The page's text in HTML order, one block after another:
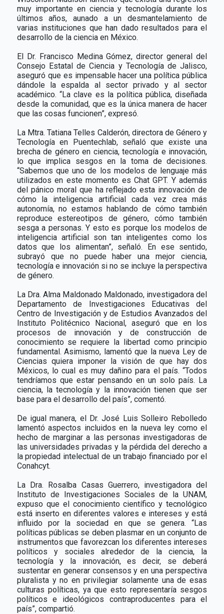
muy importante en ciencia y tecnología durante los
últimos años, aunado a un desmantelamiento de
varias instituciones que han dado resultados para el
desarrollo de la ciencia en México.
El Dr. Francisco Medina Gómez, director general del
Consejo Estatal de Ciencia y Tecnología de Jalisco,
aseguró que es impensable hacer una política pública
dándole la espalda al sector privado y al sector
académico. “La clave es la política pública, diseñada
desde la comunidad, que es la única manera de hacer
que las cosas funcionen”, expresó.
La Mtra. Tatiana Telles Calderón, directora de Género y
Tecnología en Puentechlab, señaló que existe una
brecha de género en ciencia, tecnología e innovación,
lo que implica sesgos en la toma de decisiones.
“Sabemos que uno de los modelos de lenguaje más
utilizados en este momento es Chat GPT. Y además
del pánico moral que ha reflejado esta innovación de
cómo la inteligencia artificial cada vez crea más
autonomía, no estamos hablando de cómo también
reproduce estereotipos de género, cómo también
sesga a personas. Y esto es porque los modelos de
inteligencia artificial son tan inteligentes como los
datos que los alimentan”, señaló. En ese sentido,
subrayó que no puede haber una mejor ciencia,
tecnología e innovación si no se incluye la perspectiva
de género.
La Dra. Alma Maldonado Maldonado, investigadora del
Departamento de Investigaciones Educativas del
Centro de Investigación y de Estudios Avanzados del
Instituto Politécnico Nacional, aseguró que en los
procesos de innovación y de construcción de
conocimiento se requiere la libertad como principio
fundamental. Asimismo, lamentó que la nueva Ley de
Ciencias quiera imponer la visión de que hay dos
Méxicos, lo cual es muy dañino para el país. “Todos
tendríamos que estar pensando en un solo país. La
ciencia, la tecnología y la innovación tienen que ser
base para el desarrollo del país”, comentó.
De igual manera, el Dr. José Luis Solleiro Rebolledo
lamentó aspectos incluidos en la nueva ley como el
hecho de marginar a las personas investigadoras de
las universidades privadas y la pérdida del derecho a
la propiedad intelectual de un trabajo financiado por el
Conahcyt.
La Dra. Rosalba Casas Guerrero, investigadora del
Instituto de Investigaciones Sociales de la UNAM,
expuso que el conocimiento científico y tecnológico
está inserto en diferentes valores e intereses y está
influido por la sociedad en que se genera. “Las
políticas públicas se deben plasmar en un conjunto de
instrumentos que favorezcan los diferentes intereses
políticos y sociales alrededor de la ciencia, la
tecnología y la innovación, es decir, se deberá
sustentar en generar consensos y en una perspectiva
pluralista y no en privilegiar solamente una de esas
culturas políticas, ya que esto representaría sesgos
políticos e ideológicos contraproducentes para el
país”, compartió.